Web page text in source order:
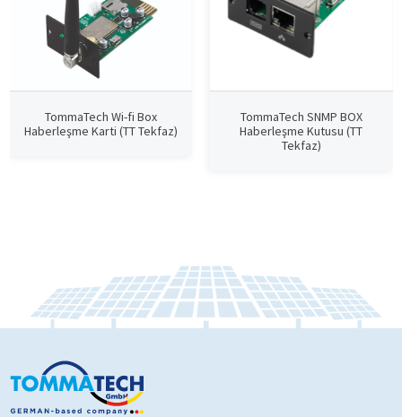
TommaTech Wi-fi Box
Haberleşme Karti (TT Tekfaz)
TommaTech SNMP BOX
Haberleşme Kutusu (TT
Tekfaz)